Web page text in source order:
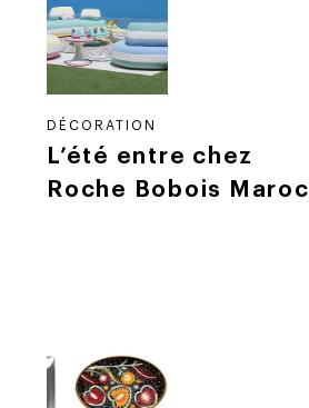
DÉCORATION
L’été entre chez
Roche Bobois Maroc